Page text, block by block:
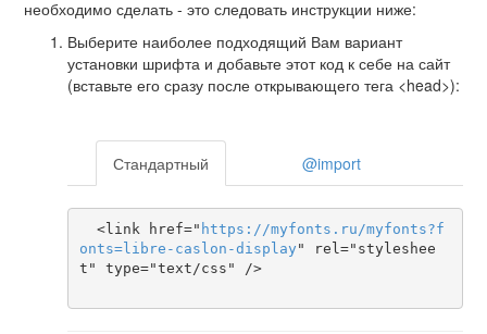
необходимо сделать - это следовать инструкции ниже:
Выберите наиболее подходящий Вам вариант
установки шрифта и добавьте этот код к себе на сайт
(вставьте его сразу после открывающего тега <head>):
Стандартный @import
  <link href="
https ://myfonts . ru /myfonts?f
onts=libre-caslon-display " rel="styleshee
t" type="text/css" />